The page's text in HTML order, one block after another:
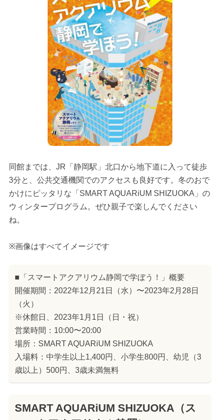
同館までは、JR「静岡駅」北口から地下道に入って徒歩
3分と、公共交通機関でのアクセスも良好です。冬のおで
かけにピッタリな「SMART AQUARiUM SHIZUOKA」の
ウィンタープログラム。ぜひ親子で楽しんでください
ね。
※画像はすべてイメージです
■「スマートアクアリウム静岡で学ぼう！」概要
開催期間：2022年12月21日（水）〜2023年2月28日
（火）
※休館日、2023年1月1日（日・祝）
営業時間：10:00〜20:00
場所：SMART AQUARiUM SHIZUOKA
入場料：中学生以上1,400円、小学生800円、幼児（3
歳以上）500円、3歳未満無料
SMART AQUARiUM SHIZUOKA（ス